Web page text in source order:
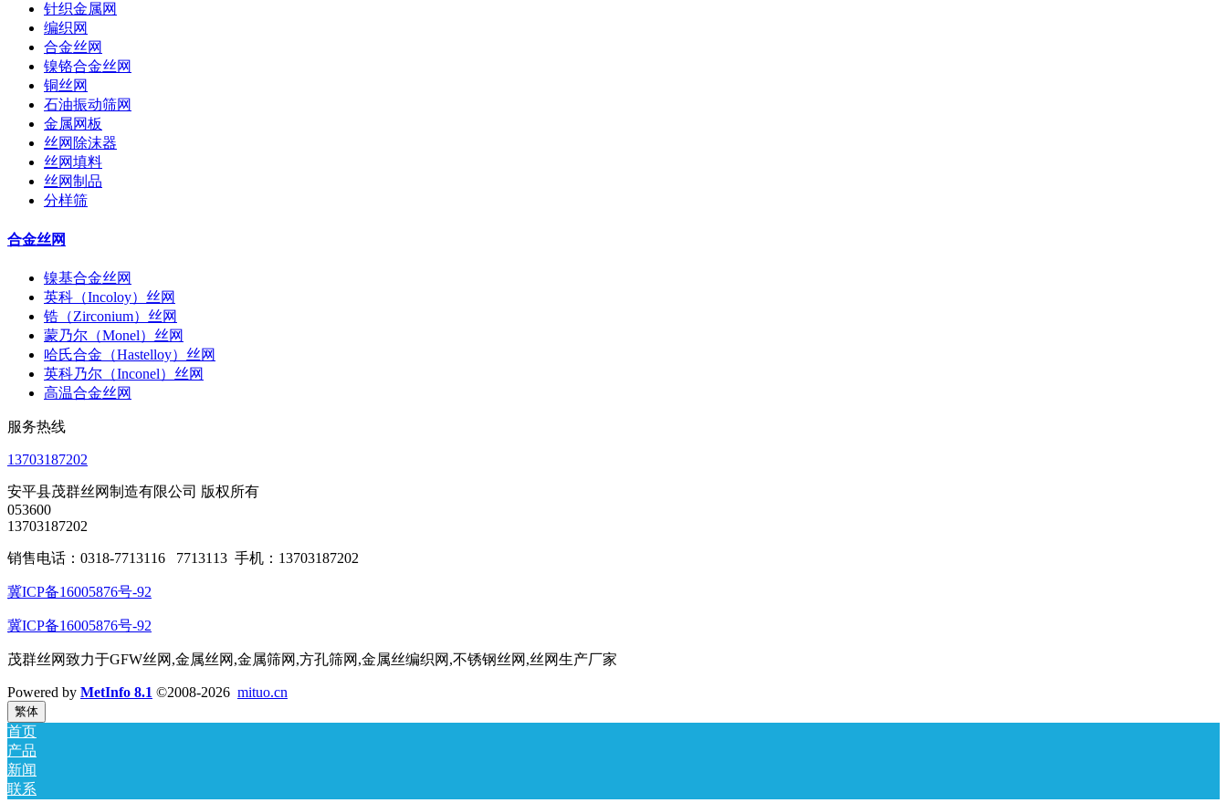
针织金属网
编织网
合金丝网
镍铬合金丝网
铜丝网
石油振动筛网
金属网板
丝网除沫器
丝网填料
丝网制品
分样筛
合金丝网
镍基合金丝网
英科（Incoloy）丝网
锆（Zirconium）丝网
蒙乃尔（Monel）丝网
哈氏合金（Hastelloy）丝网
英科乃尔（Inconel）丝网
高温合金丝网
服务热线
13703187202
安平县茂群丝网制造有限公司 版权所有
053600
13703187202
销售电话：0318-7713116 7713113 手机：13703187202
冀ICP备16005876号-92
冀ICP备16005876号-92
茂群丝网致力于GFW丝网,金属丝网,金属筛网,方孔筛网,金属丝编织网,不锈钢丝网,丝网生产厂家
Powered by MetInfo 8.1 ©2008-2026 mituo.cn
繁体
首页
产品
新闻
联系